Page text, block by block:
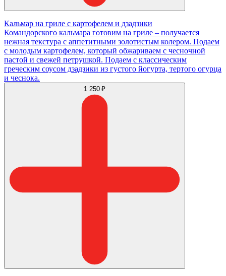
Кальмар на гриле с картофелем и дзадзики
Командорского кальмара готовим на гриле – получается
нежная текстура с аппетитными золотистым колером. Подаем
с молодым картофелем, который обжариваем с чесночной
пастой и свежей петрушкой. Подаем с классическим
греческим соусом дзадзики из густого йогурта, тертого огурца
и чеснока.
1 250 ₽